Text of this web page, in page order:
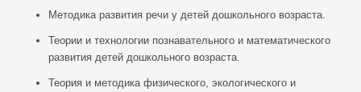
Методика развития речи у детей дошкольного возраста.
Теории и технологии познавательного и математического
развития детей дошкольного возраста.
Теория и методика физического, экологического и